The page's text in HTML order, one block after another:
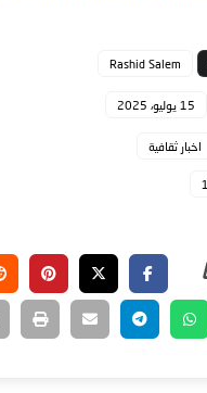
Rashid Salem
15 يوليو، 2025
اخبار ثقافية
1